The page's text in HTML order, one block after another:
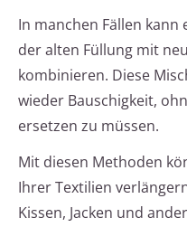
In manchen Fällen kann
der alten Füllung mit
kombinieren. Diese
wieder Bauschigkeit,
ersetzen zu müssen.
Mit diesen Methoden
Ihrer Textilien
Kissen, Jacken und